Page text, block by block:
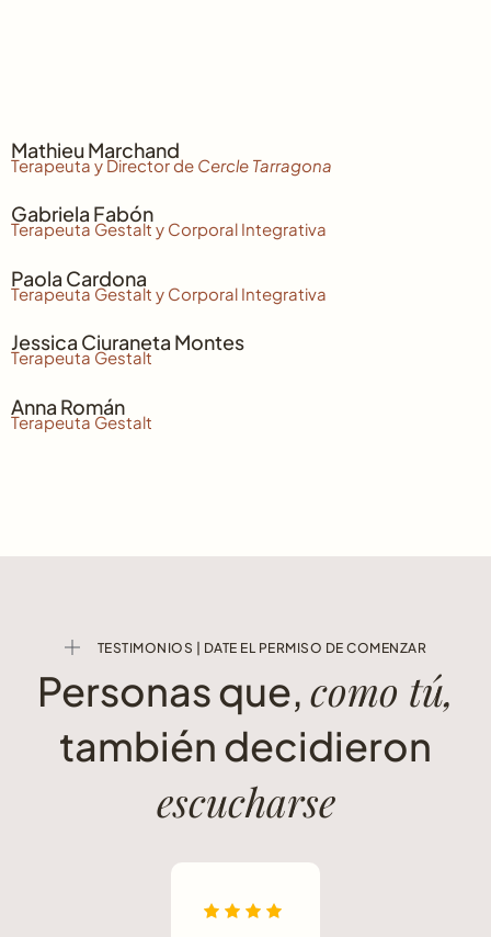
Mathieu Marchand
Terapeuta y Director de Cercle Tarragona
Gabriela Fabón
Terapeuta Gestalt y Corporal Integrativa
Paola Cardona
Terapeuta Gestalt y Corporal Integrativa
Jessica Ciuraneta Montes
Terapeuta Gestalt
Anna Román
Terapeuta Gestalt
TESTIMONIOS | DATE EL PERMISO DE COMENZAR
Personas que, como tú,
también decidieron
escucharse